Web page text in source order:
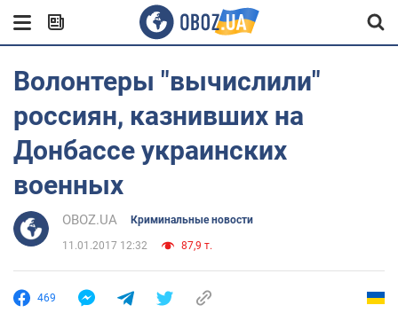
Волонтеры "вычислили"
россиян, казнивших на
Донбассе украинских
военных
OBOZ.UA Криминальные новости
11.01.2017 12:32 87,9 т.
469